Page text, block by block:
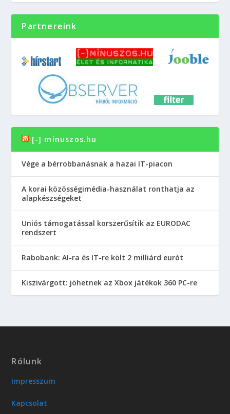
Partnereink
[-] minuszos.hu
Vége a bérrobbanásnak a hazai IT-piacon
A korai közösségimédia-használat ronthatja az
alapkészségeket
Uniós támogatással korszerűsítik az EURODAC
rendszert
Rabobank: AI-ra és IT-re költ 2 milliárd eurót
Kiszivárgott: jöhetnek az Xbox játékok 360 PC-re
Rólunk
Impresszum
Kapcsolat